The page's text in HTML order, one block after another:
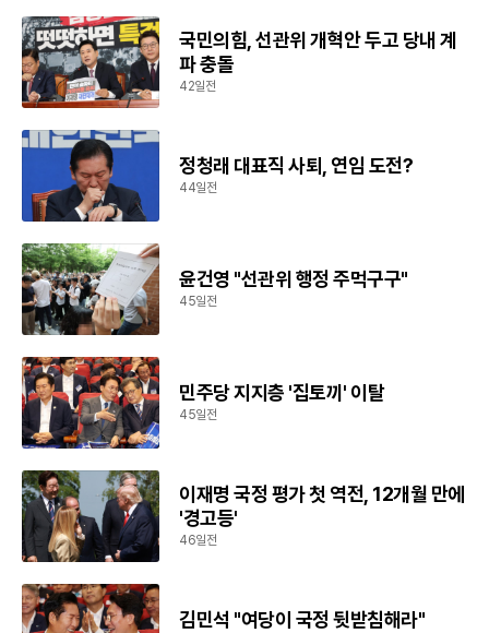
국민의힘, 선관위 개혁안 두고 당내 계
파 충돌
42일전
정청래 대표직 사퇴, 연임 도전?
44일전
윤건영 "선관위 행정 주먹구구"
45일전
민주당 지지층 '집토끼' 이탈
45일전
이재명 국정 평가 첫 역전, 12개월 만에
'경고등'
46일전
김민석 "여당이 국정 뒷받침해라"